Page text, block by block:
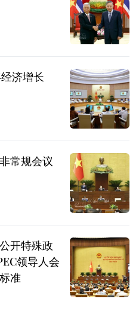
济增长
常规会议
开特殊政
领导人会
准